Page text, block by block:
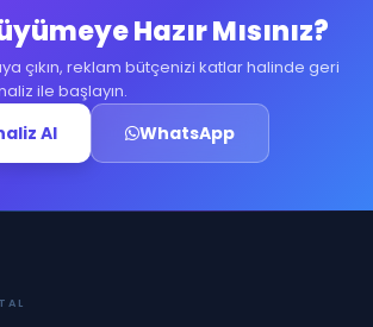
Hazır Mısınız?
çıkın, reklam bütçenizi katlar halinde geri
ile başlayın.
Al WhatsApp